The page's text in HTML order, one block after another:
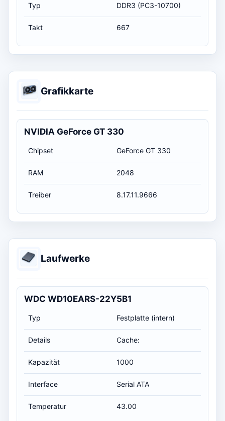
Typ DDR3 (PC3-10700)
Takt 667
Grafikkarte
NVIDIA GeForce GT 330
Chipset GeForce GT 330
RAM 2048
Treiber 8.17.11.9666
Laufwerke
WDC WD10EARS-22Y5B1
Typ Festplatte (intern)
Details Cache:
Kapazität 1000
Interface Serial ATA
Temperatur 43.00